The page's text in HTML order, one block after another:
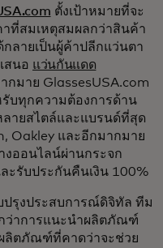
ตั้งเป้าหมายที่จะ
ที่สมเหตุสมผลกว่าสินค้า
ลายเป็นผู้ค้าปลีกแว่นตา
สนอ แว่นกันแดด
มาย GlassesUSA.com
บทุกความต้องการด้าน
ายสไตล์และแบรนด์ที่สุด
Oakley และอีกมากมาย
ออนไลน์ผ่านกระจก
ะรับประกันคืนเงิน 100%
ปรุงประสบการณ์ดิจิทัล ทีม
ว่าการแนะนำผลิตภัณฑ์
ลิตภัณฑ์ที่คาดว่าจะช่วย